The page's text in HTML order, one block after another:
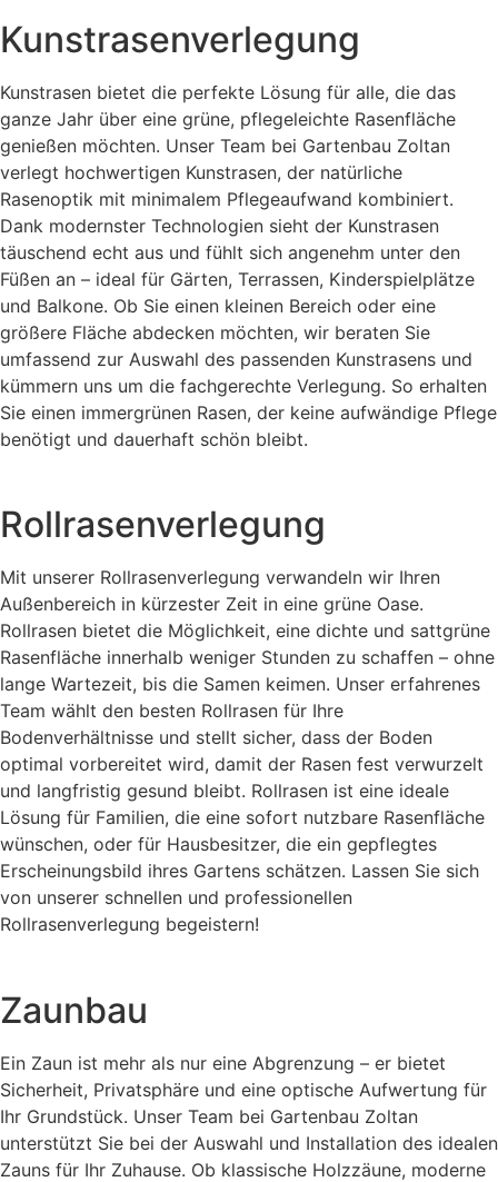
Kunstrasenverlegung
Kunstrasen bietet die perfekte Lösung für alle, die das
ganze Jahr über eine grüne, pflegeleichte Rasenfläche
genießen möchten. Unser Team bei Gartenbau Zoltan
verlegt hochwertigen Kunstrasen, der natürliche
Rasenoptik mit minimalem Pflegeaufwand kombiniert.
Dank modernster Technologien sieht der Kunstrasen
täuschend echt aus und fühlt sich angenehm unter den
Füßen an – ideal für Gärten, Terrassen, Kinderspielplätze
und Balkone. Ob Sie einen kleinen Bereich oder eine
größere Fläche abdecken möchten, wir beraten Sie
umfassend zur Auswahl des passenden Kunstrasens und
kümmern uns um die fachgerechte Verlegung. So erhalten
Sie einen immergrünen Rasen, der keine aufwändige Pflege
benötigt und dauerhaft schön bleibt.
Rollrasenverlegung
Mit unserer Rollrasenverlegung verwandeln wir Ihren
Außenbereich in kürzester Zeit in eine grüne Oase.
Rollrasen bietet die Möglichkeit, eine dichte und sattgrüne
Rasenfläche innerhalb weniger Stunden zu schaffen – ohne
lange Wartezeit, bis die Samen keimen. Unser erfahrenes
Team wählt den besten Rollrasen für Ihre
Bodenverhältnisse und stellt sicher, dass der Boden
optimal vorbereitet wird, damit der Rasen fest verwurzelt
und langfristig gesund bleibt. Rollrasen ist eine ideale
Lösung für Familien, die eine sofort nutzbare Rasenfläche
wünschen, oder für Hausbesitzer, die ein gepflegtes
Erscheinungsbild ihres Gartens schätzen. Lassen Sie sich
von unserer schnellen und professionellen
Rollrasenverlegung begeistern!
Zaunbau
Ein Zaun ist mehr als nur eine Abgrenzung – er bietet
Sicherheit, Privatsphäre und eine optische Aufwertung für
Ihr Grundstück. Unser Team bei Gartenbau Zoltan
unterstützt Sie bei der Auswahl und Installation des idealen
Zauns für Ihr Zuhause. Ob klassische Holzzäune, moderne